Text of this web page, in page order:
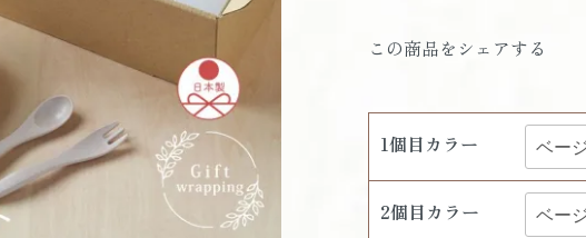
この商品をシェアする
1個目カラー
2個目カラー